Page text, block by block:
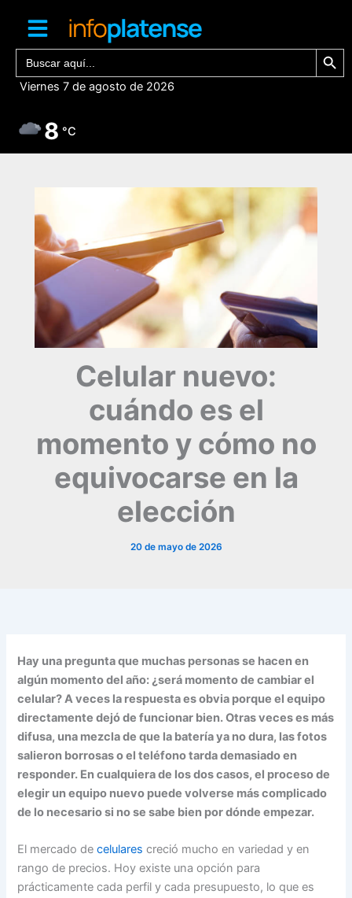
contenido
Buscar: Botón de
Viernes 7 de agosto de 2026
8 °C
Celular nuevo:
cuándo es el
momento y cómo no
equivocarse en la
elección
20 de mayo de 2026
Hay una pregunta que muchas personas se hacen en
algún momento del año: ¿será momento de cambiar el
celular? A veces la respuesta es obvia porque el equipo
directamente dejó de funcionar bien. Otras veces es más
difusa, una mezcla de que la batería ya no dura, las fotos
salieron borrosas o el teléfono tarda demasiado en
responder. En cualquiera de los dos casos, el proceso de
elegir un equipo nuevo puede volverse más complicado
de lo necesario si no se sabe bien por dónde empezar.
El mercado decelulares creció mucho en variedad y en
rango de precios. Hoy existe una opción para
prácticamente cada perfil y cada presupuesto, lo que es